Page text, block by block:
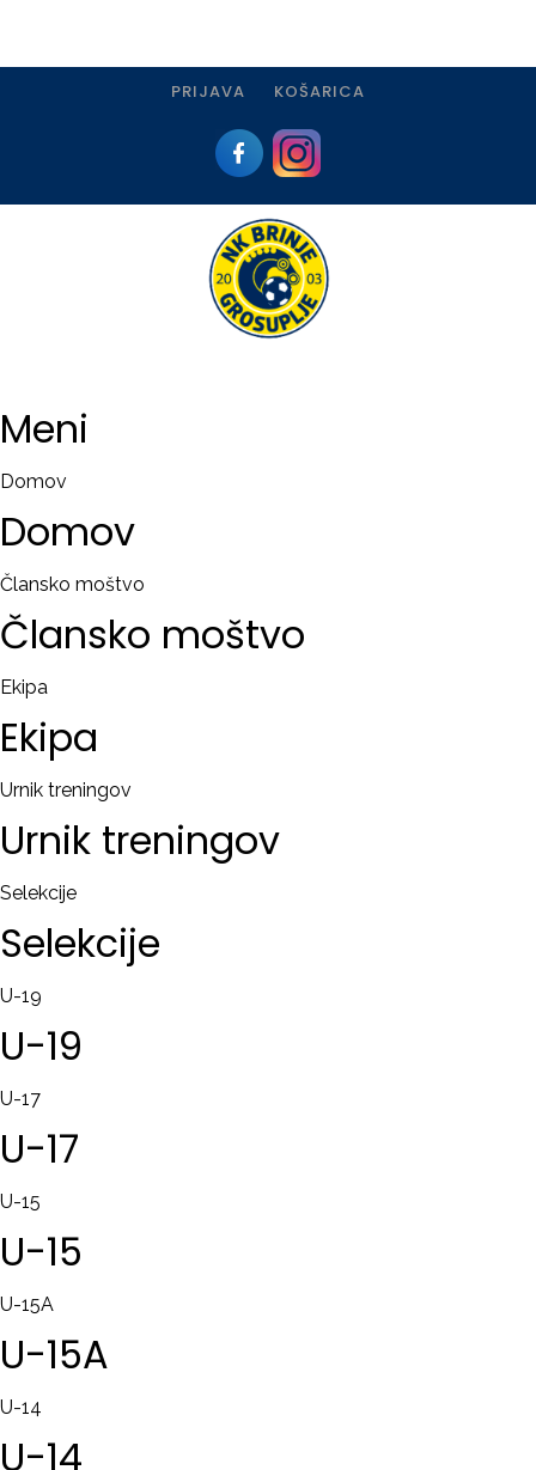
PRIJAVA KOŠARICA
Meni
Domov
Domov
Člansko moštvo
Člansko moštvo
Ekipa
Ekipa
Urnik treningov
Urnik treningov
Selekcije
Selekcije
U-19
U-19
U-17
U-17
U-15
U-15
U-15A
U-15A
U-14
U-14